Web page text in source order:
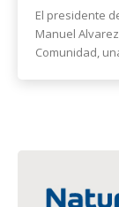
El presidente
Manuel
Comunidad,